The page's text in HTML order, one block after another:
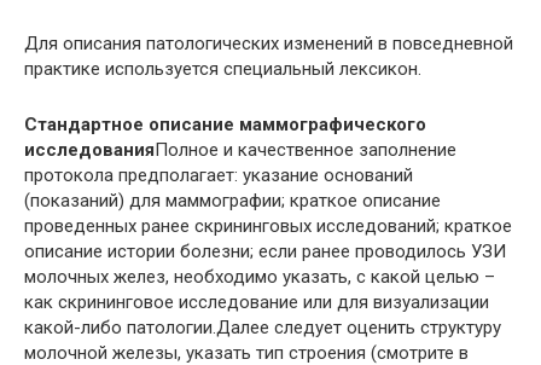
Для описания патологических изменений в повседневной
практике используется специальный лексикон.
Стандартное описание маммографического
исследованияПолное и качественное заполнение
протокола предполагает: указание оснований
(показаний) для маммографии; краткое описание
проведенных ранее скрининговых исследований; краткое
описание истории болезни; если ранее проводилось УЗИ
молочных желез, необходимо указать, с какой целью –
как скрининговое исследование или для визуализации
какой-либо патологии.Далее следует оценить структуру
молочной железы, указать тип строения (смотрите в